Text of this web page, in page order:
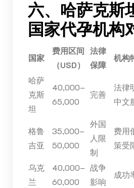
六、哈萨克斯
国家代孕机构
国家
费用区间
（USD）
法律
保障
机构
哈萨
克斯
坦
40,000–
65,000
完善
法律
中文
格鲁
吉亚
35,000–
50,000
外国
人限
制
费用
策受
乌克
兰
40,000–
60,000
战争
影响
成功